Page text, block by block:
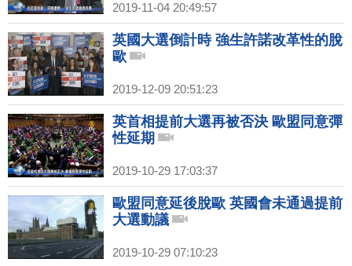
2019-11-04 20:49:57
英國大選倒計時 強生許諾改革性的脫
歐
2019-12-09 20:51:23
英首相提前大選再被否決 歐盟同意彈
性延期
2019-10-29 17:03:37
歐盟同意延後脫歐 英國會未通過提前
大選動議
2019-10-29 07:10:23